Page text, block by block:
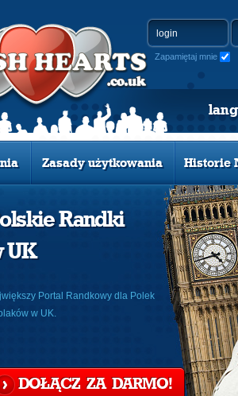
Zapamiętaj mnie
Zasady użytkowania Historie
Randki
UK
Portal Randkowy dla Polek
w UK.
DOŁĄCZ ZA DARMO!